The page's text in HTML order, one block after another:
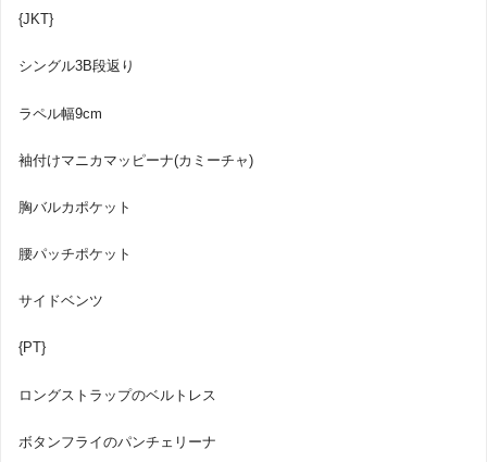
{JKT}
シングル3B段返り
ラペル幅9cm
袖付けマニカマッピーナ(カミーチャ)
胸バルカポケット
腰パッチポケット
サイドベンツ
{PT}
ロングストラップのベルトレス
ボタンフライのパンチェリーナ